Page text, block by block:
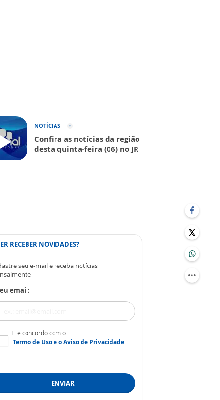
NOTÍCIAS
Confira as notícias da região
desta quinta-feira (06) no JR
RECEBER NOVIDADES?
seu e-mail e receba notícias
email:
Li e concordo com o
Termo de Usoe oAviso de Privacidade
ENVIAR